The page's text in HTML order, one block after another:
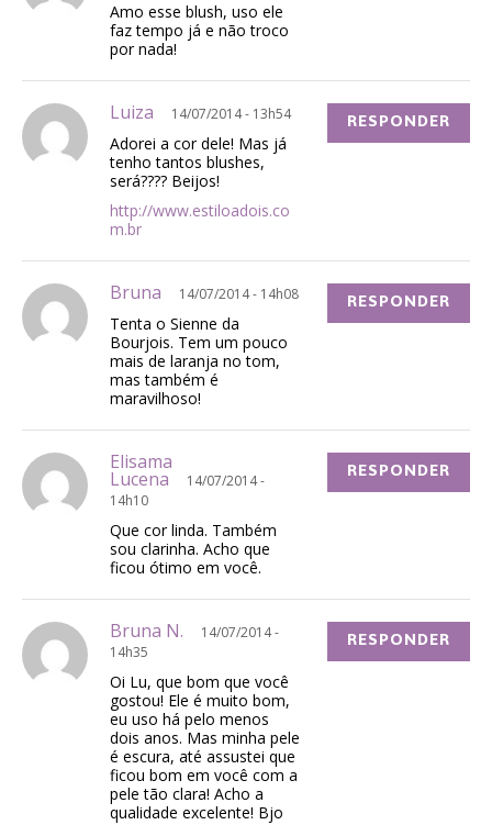
Amo esse blush, uso ele
faz tempo já e não troco
por nada!
Luiza 14/07/2014 - 13h54
Adorei a cor dele! Mas já
tenho tantos blushes,
será???? Beijos!
http://www.estiloadois.co
m.br
RESPONDER
Bruna 14/07/2014 - 14h08
Tenta o Sienne da
Bourjois. Tem um pouco
mais de laranja no tom,
mas também é
maravilhoso!
RESPONDER
Elisama
Lucena
14/07/2014 -
14h10
Que cor linda. Também
sou clarinha. Acho que
ficou ótimo em você.
RESPONDER
Bruna N.
14/07/2014 -
14h35
Oi Lu, que bom que você
gostou! Ele é muito bom,
eu uso há pelo menos
dois anos. Mas minha pele
é escura, até assustei que
ficou bom em você com a
pele tão clara! Acho a
qualidade excelente! Bjo
RESPONDER